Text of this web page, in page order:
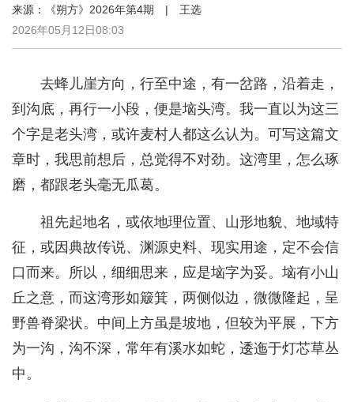
来源：《朔方》2026年第4期 | 王选
2026年05月12日08:03
去蜂儿崖方向，行至中途，有一岔路，沿着走，
到沟底，再行一小段，便是垴头湾。我一直以为这三
个字是老头湾，或许麦村人都这么认为。可写这篇文
章时，我思前想后，总觉得不对劲。这湾里，怎么琢
磨，都跟老头毫无瓜葛。
祖先起地名，或依地理位置、山形地貌、地域特
征，或因典故传说、渊源史料、现实用途，定不会信
口而来。所以，细细思来，应是垴字为妥。垴有小山
丘之意，而这湾形如簸箕，两侧似边，微微隆起，呈
野兽脊梁状。中间上方虽是坡地，但较为平展，下方
为一沟，沟不深，常年有溪水如蛇，逶迤于灯芯草丛
中。